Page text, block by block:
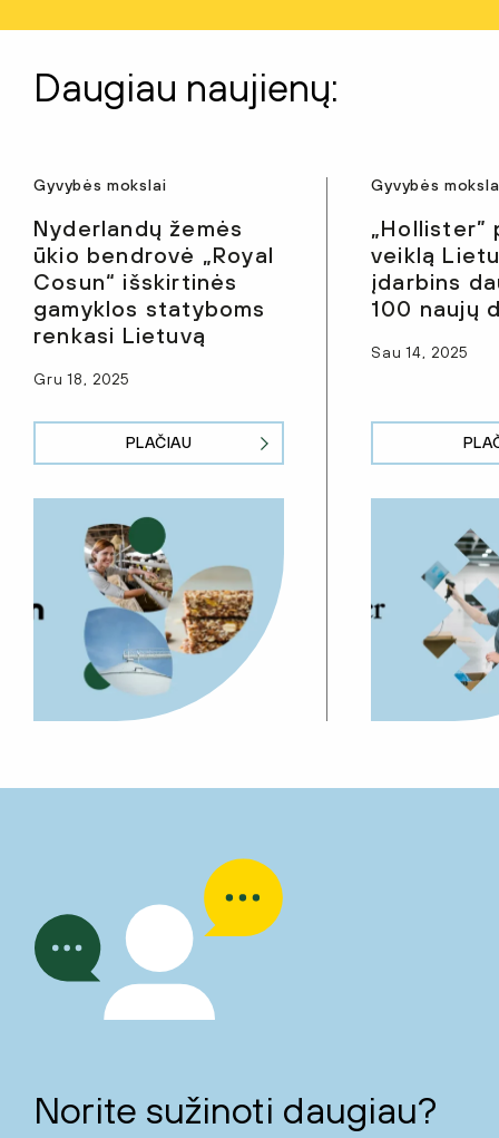
Daugiau naujienų:
Gyvybės mokslai
Nyderlandų žemės
ūkio bendrovė „Royal
Cosun“ išskirtinės
gamyklos statyboms
renkasi Lietuvą
Gru 18, 2025
PLAČIAU
Gyvybės
„Hollister”
veiklą
įdarbins
100 naujų
Sau 14, 2025
Norite sužinoti daugiau?